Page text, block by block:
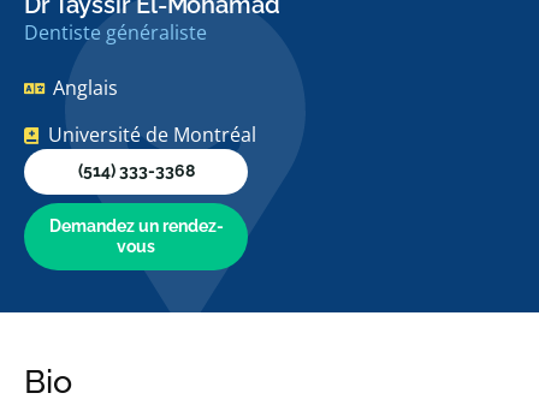
Dentiste généraliste
Anglais
Université de Montréal
(514) 333-3368
Demandez un rendez-
vous
Bio